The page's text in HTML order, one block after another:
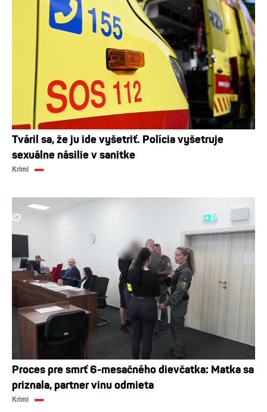
Tváril sa, že ju ide vyšetriť. Polícia vyšetruje
sexuálne násilie v sanitke
Krimi
Proces pre smrť 6-mesačného dievčatka: Matka sa
priznala, partner vinu odmieta
Krimi